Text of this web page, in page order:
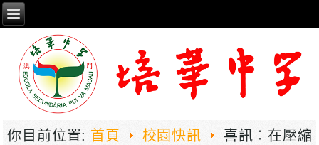
你目前位置: 首頁 校園快訊
喜訊︰在壓縮